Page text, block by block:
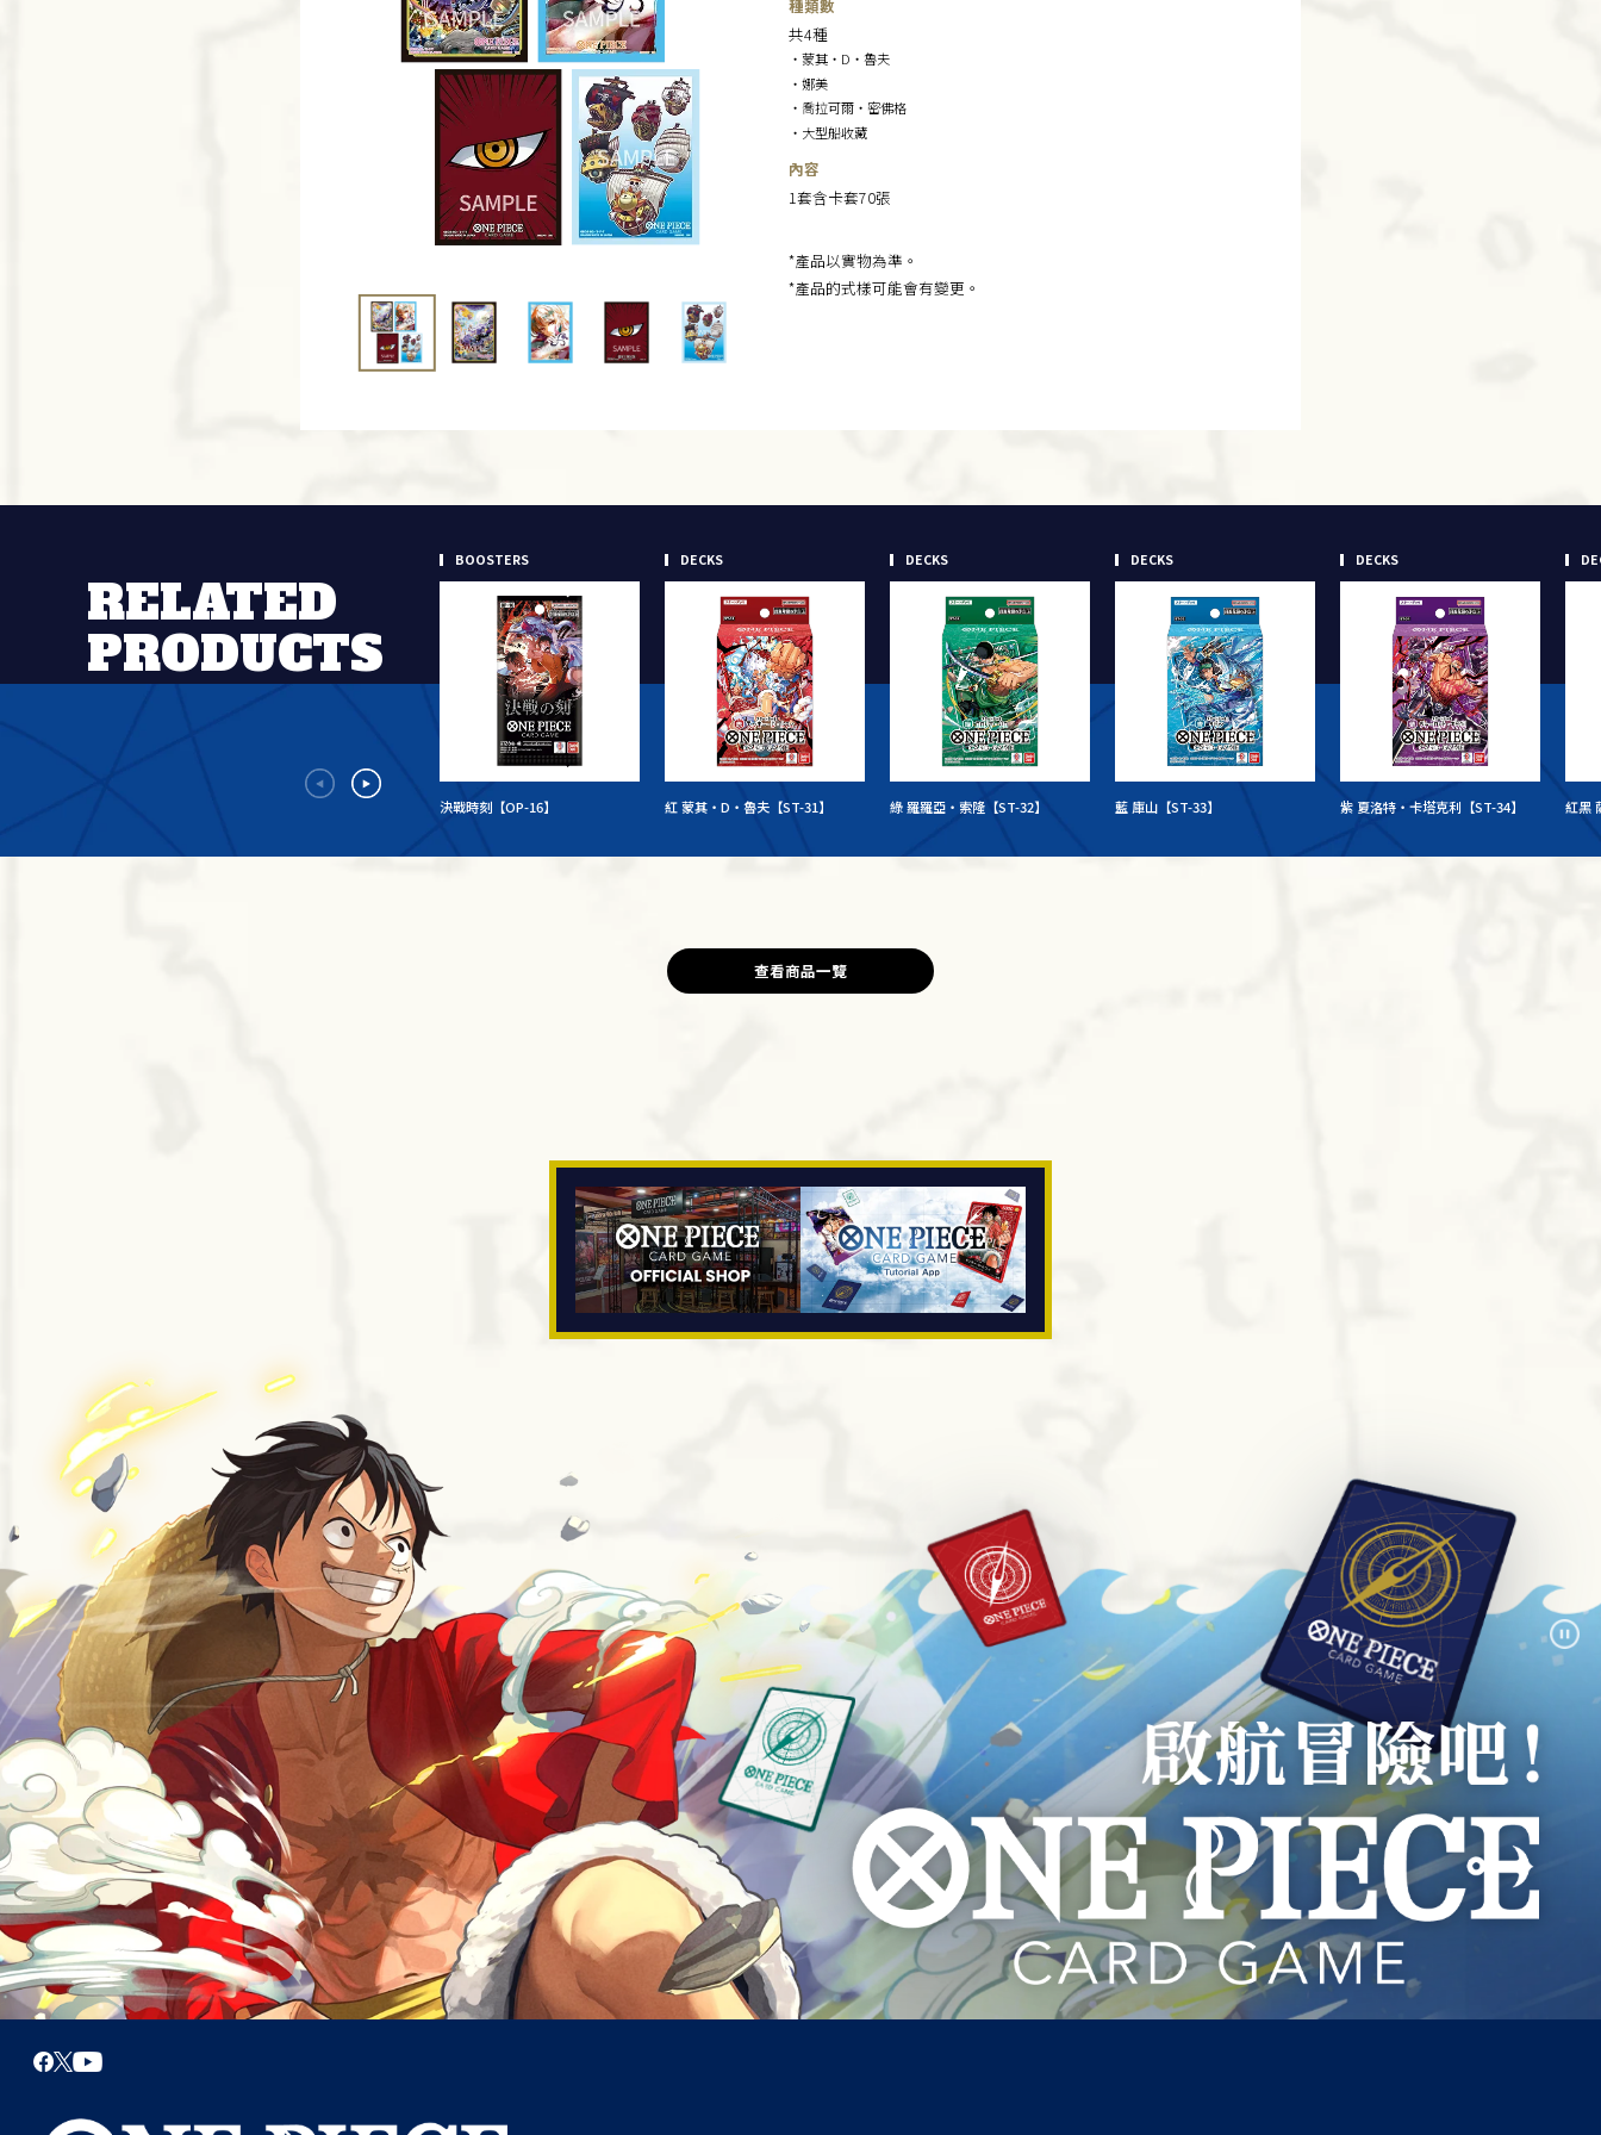
種類數
共4種
・蒙其・D・魯夫
・娜美
・喬拉可爾・密佛格
・大型船收藏
內容
1套含卡套70張
*產品以實物為準。
*產品的式樣可能會有變更。
RELATED
PRODUCTS
BOOSTERS
決戰時刻【OP-16】
DECKS
紅 蒙其・D・魯夫【ST-31】
DECKS
綠 羅羅亞・索隆【ST-32】
DECKS
藍 庫山【ST-33】
DECKS
紫 夏洛特・卡塔克利【ST-34】 紅黑
查看商品一覽